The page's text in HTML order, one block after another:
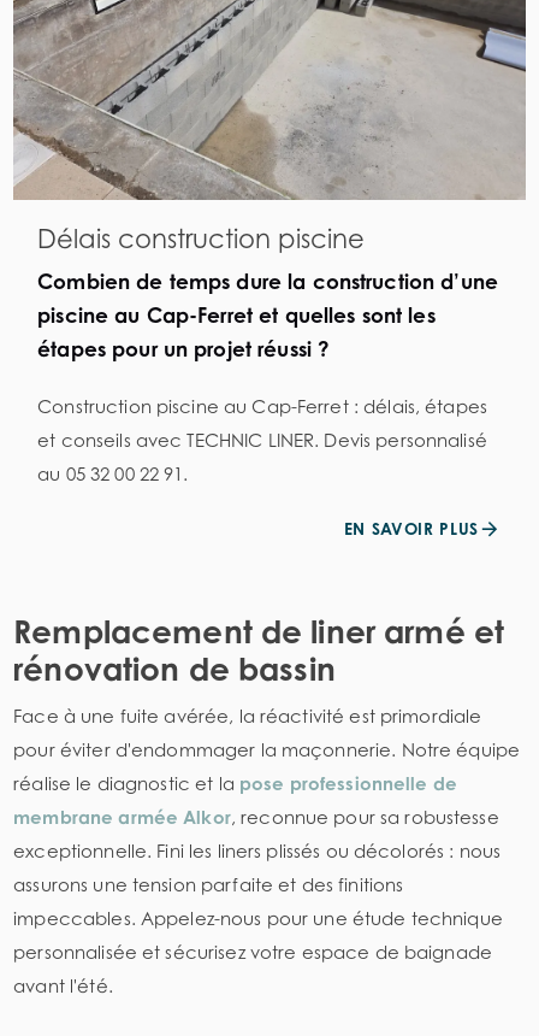
Délais construction piscine
Combien de temps dure la construction d’une
piscine au Cap-Ferret et quelles sont les
étapes pour un projet réussi ?
Construction piscine au Cap-Ferret : délais, étapes
et conseils avec TECHNIC LINER. Devis personnalisé
au 05 32 00 22 91.
EN SAVOIR PLUS
Remplacement de liner armé et
rénovation de bassin
Face à une fuite avérée, la réactivité est primordiale
pour éviter d'endommager la maçonnerie. Notre équipe
réalise le diagnostic et la pose professionnelle de
membrane armée Alkor, reconnue pour sa robustesse
exceptionnelle. Fini les liners plissés ou décolorés : nous
assurons une tension parfaite et des finitions
impeccables. Appelez-nous pour une étude technique
personnalisée et sécurisez votre espace de baignade
avant l'été.